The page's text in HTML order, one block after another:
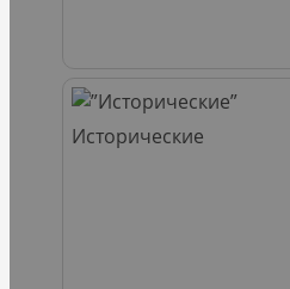
Исторические